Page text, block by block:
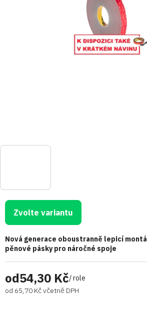
od54,30 Kč/ role
od 65,70 Kčvčetně DPH
Zvolte variantu
Nová generace oboustranně lepicí
pěnové pásky pro náročné spoje